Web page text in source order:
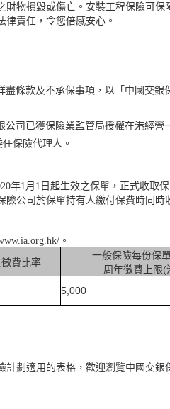
物損毀或傷亡。安裝工程保險可保
責任，令您倍感安心。
條款及不承保事項，以「中國交銀
司已獲保險業監管局授權在港經營
保險代理人。
年1月1日起生效之保單，正式收取
公司於保單持有人繳付保費時同時
。
費比率
一般保險每份保
周年徵費上限(
5,000
劃適用的表格，歡迎瀏覽中國交銀